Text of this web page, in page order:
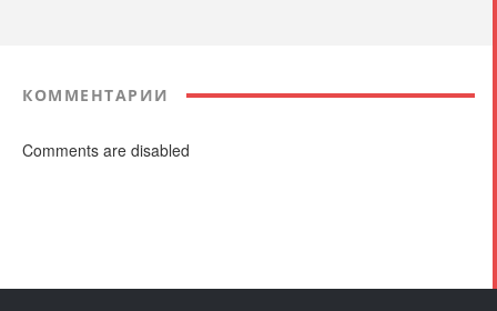
КОММЕНТАРИИ
Comments are disabled